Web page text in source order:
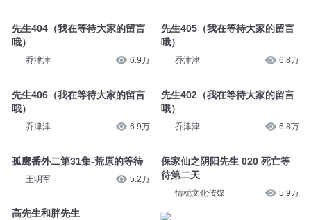
先生404（我在等待大家的留言
哦）
乔津津 6.9万
先生406（我在等待大家的留言
哦）
乔津津 6.9万
孤鹰番外二第31集-荒原的等待
王明军 5.2万
高先生和胖先生
先生405（我在等待大家的留言
哦）
乔津津 6.8万
先生402（我在等待大家的留言
哦）
乔津津 6.8万
保家仙之阴阳先生 020 死亡等
待第二天
情栀文化传媒 5.9万